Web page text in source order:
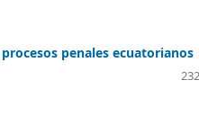
penales ecuatorianos